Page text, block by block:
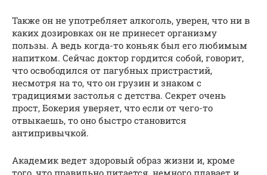
Также он не употребляет алкоголь, уверен, что ни в
каких дозировках он не принесет организму
пользы. А ведь когда-то коньяк был его любимым
напитком. Сейчас доктор гордится собой, говорит,
что освободился от пагубных пристрастий,
несмотря на то, что он грузин и знаком с
традициями застолья с детства. Секрет очень
прост, Бокерия уверяет, что если от чего-то
отвыкаешь, то оно быстро становится
антипривычкой.
Академик ведет здоровый образ жизни и, кроме